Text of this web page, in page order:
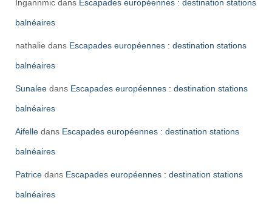
Ingannmic dans Escapades européennes : destination stations
balnéaires
nathalie dans Escapades européennes : destination stations
balnéaires
Sunalee dans Escapades européennes : destination stations
balnéaires
Aifelle dans Escapades européennes : destination stations
balnéaires
Patrice dans Escapades européennes : destination stations
balnéaires